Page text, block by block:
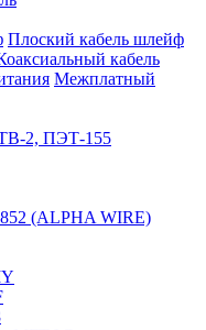
Плоский кабель шлейф
кабель
Межплатный
2, ПЭТ-155
(ALPHA WIRE)